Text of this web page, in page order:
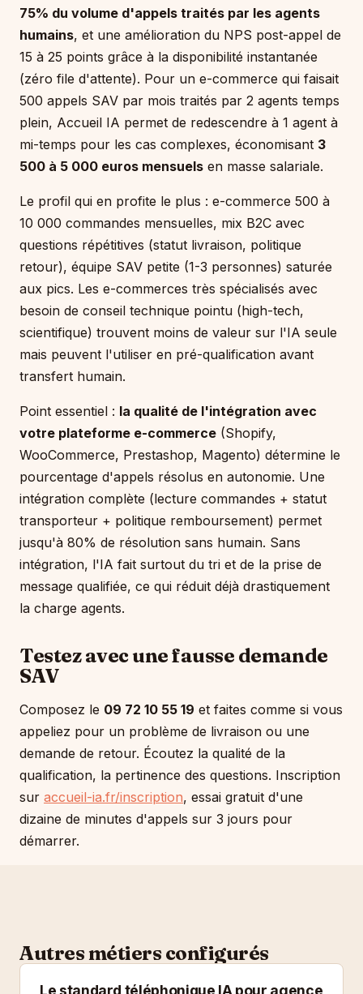
75% du volume d'appels traités par les agents
humains, et une amélioration du NPS post-appel de
15 à 25 points grâce à la disponibilité instantanée
(zéro file d'attente). Pour un e-commerce qui faisait
500 appels SAV par mois traités par 2 agents temps
plein, Accueil IA permet de redescendre à 1 agent à
mi-temps pour les cas complexes, économisant 3
500 à 5 000 euros mensuels en masse salariale.
Le profil qui en profite le plus : e-commerce 500 à
10 000 commandes mensuelles, mix B2C avec
questions répétitives (statut livraison, politique
retour), équipe SAV petite (1-3 personnes) saturée
aux pics. Les e-commerces très spécialisés avec
besoin de conseil technique pointu (high-tech,
scientifique) trouvent moins de valeur sur l'IA seule
mais peuvent l'utiliser en pré-qualification avant
transfert humain.
Point essentiel : la qualité de l'intégration avec
votre plateforme e-commerce (Shopify,
WooCommerce, Prestashop, Magento) détermine le
pourcentage d'appels résolus en autonomie. Une
intégration complète (lecture commandes + statut
transporteur + politique remboursement) permet
jusqu'à 80% de résolution sans humain. Sans
intégration, l'IA fait surtout du tri et de la prise de
message qualifiée, ce qui réduit déjà drastiquement
la charge agents.
Testez avec une fausse demande
SAV
Composez le 09 72 10 55 19 et faites comme si vous
appeliez pour un problème de livraison ou une
demande de retour. Écoutez la qualité de la
qualification, la pertinence des questions. Inscription
sur accueil-ia.fr/inscription, essai gratuit d'une
dizaine de minutes d'appels sur 3 jours pour
démarrer.
Autres métiers configurés
Le standard téléphonique IA pour agence